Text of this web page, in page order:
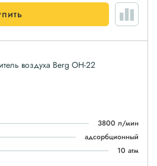
воздуха Berg ОН-22
3800 л/мин
адсорбционный
10 атм